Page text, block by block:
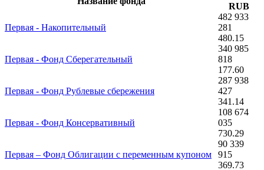
RUB
Первая - Накопительный
482 933
281
480.15
Первая - Фонд Сберегательный
340 985
818
177.60
Первая - Фонд Рублевые сбережения
287 938
427
341.14
Первая - Фонд Консервативный
108 674
035
730.29
Первая – Фонд Облигации с переменным купоном
90 339
915
369.73